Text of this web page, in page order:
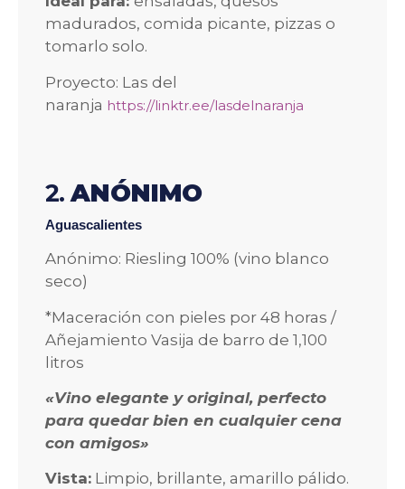
madurados, comida picante, pizzas o
tomarlo solo.
Proyecto: Las del
naranja https://linktr.ee/lasdelnaranja
2.ANÓNIMO
Aguascalientes
Anónimo: Riesling 100% (vino blanco
seco)
*Maceración con pieles por 48 horas /
Añejamiento Vasija de barro de 1,100
litros
«Vino elegante y original, perfecto
para quedar bien en cualquier cena
con amigos»
Vista: Limpio, brillante, amarillo pálido.